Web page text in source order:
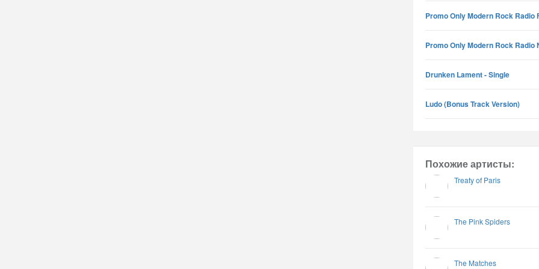
Promo Only Modern Rock Radio
Promo Only Modern Rock Radio
Drunken Lament - Single
Ludo (Bonus Track Version)
Похожие артисты:
Treaty of Paris
The Pink Spiders
The Matches